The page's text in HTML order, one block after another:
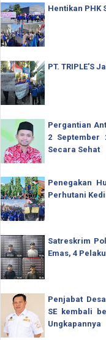
Hentikan PHK
PT. TRIPLE'S
Pergantian
2 September
Secara Sehat
Penegakan
Perhutani
Satreskrim
Emas, 4
Penjabat
SE kembali
Ungkapannya